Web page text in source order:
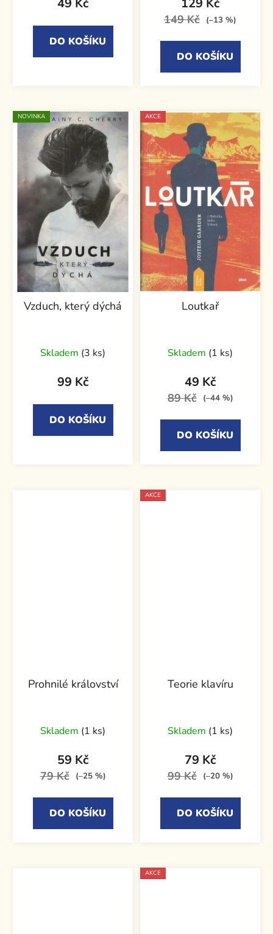
49 Kč
DO KOŠÍKU
129 Kč
149 Kč (–13 %)
DO KOŠÍKU
NOVINKA
Vzduch, který dýchá
Skladem (3 ks)
99 Kč
DO KOŠÍKU
AKCE
Loutkař
Skladem (1 ks)
49 Kč
89 Kč (–44 %)
DO KOŠÍKU
Prohnilé království
Skladem (1 ks)
59 Kč
79 Kč (–25 %)
DO KOŠÍKU
AKCE
Teorie klavíru
Skladem (1 ks)
79 Kč
99 Kč (–20 %)
DO KOŠÍKU
AKCE